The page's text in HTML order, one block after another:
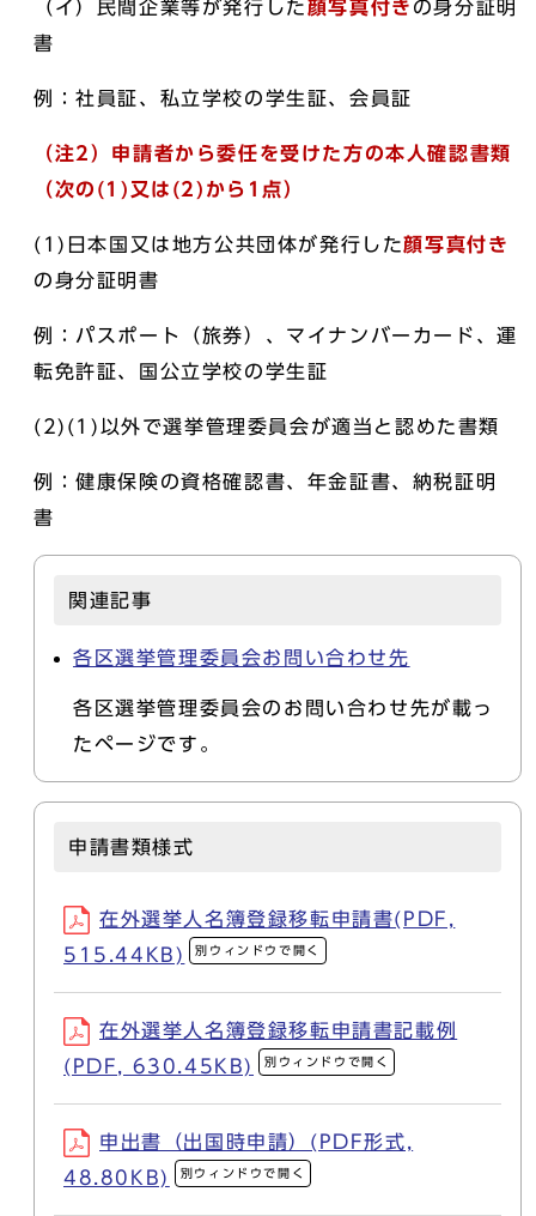
（イ）民間企業等が発行した顔写真付き の身分証明
書
例：社員証、私立学校の学生証、会員証
（注2）申請者から委任を受けた方の本人確認書類
（次の(1)又は(2)から1点）
(1)日本国又は地方公共団体が発行した顔写真付き
の身分証明書
例：パスポート（旅券）、マイナンバーカード、運
転免許証、国公立学校の学生証
(2)(1)以外で選挙管理委員会が適当と認めた書類
例：健康保険の資格確認書、年金証書、納税証明
書
関連記事
各区選挙管理委員会お問い合わせ先
各区選挙管理委員会のお問い合わせ先が載っ
たページです。
申請書類様式
在外選挙人名簿登録移転申請書(PDF,
515.44KB)
別ウィンドウで開く
在外選挙人名簿登録移転申請書記載例
(PDF, 630.45KB)
別ウィンドウで開く
申出書（出国時申請）(PDF形式,
48.80KB)
別ウィンドウで開く